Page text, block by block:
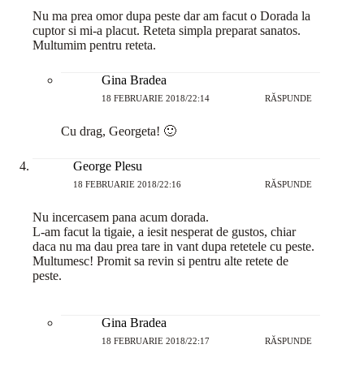
Nu ma prea omor dupa peste dar am facut o Dorada la
cuptor si mi-a placut. Reteta simpla preparat sanatos.
Multumim pentru reteta.
Gina Bradea
18 FEBRUARIE 2018/22:14 RĂSPUNDE
Cu drag, Georgeta! 🙂
George Plesu
18 FEBRUARIE 2018/22:16 RĂSPUNDE
Nu incercasem pana acum dorada.
L-am facut la tigaie, a iesit nesperat de gustos, chiar
daca nu ma dau prea tare in vant dupa retetele cu peste.
Multumesc! Promit sa revin si pentru alte retete de
peste.
Gina Bradea
18 FEBRUARIE 2018/22:17 RĂSPUNDE